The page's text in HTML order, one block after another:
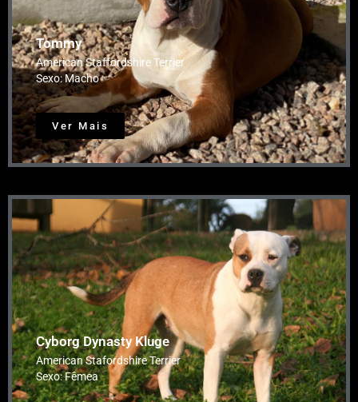
Tommy
American Staffordshire Terrier
Sexo: Macho
Ver Mais
Cyborg Dynasty Kluge
American Stafordshire Terrier
Sexo: Fêmea